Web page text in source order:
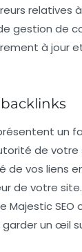
relatives
gestion de
à jour
un
de
de vos liens
de votre
Majestic SEO
un œil